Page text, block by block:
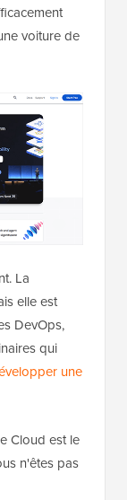
voiture de
La
elle est
DevOps,
qui
une
Cloud est le
n'êtes pas